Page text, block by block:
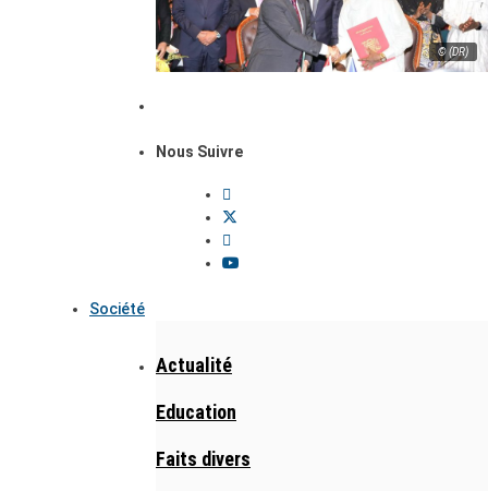
© (DR)
Nous Suivre
Société
Actualité
Education
Faits divers